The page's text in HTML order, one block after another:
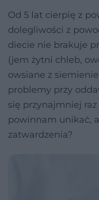
Od 5 lat cierpię z
dolegliwości z
diecie nie brakuje
(jem żytni chleb,
owsiane z
problemy przy
się przynajmniej
powinnam unikać,
zatwardzenia?